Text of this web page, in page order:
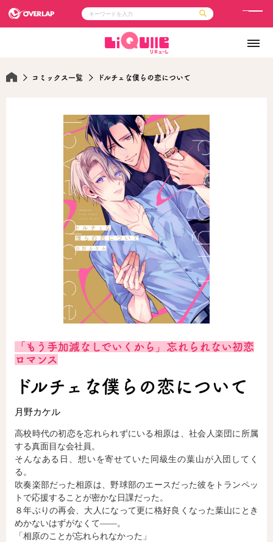
ラブパルフェ
ライトノベル
ノベルスf
ロサージュノベルス
企業
会社概要
アクセス
オーバーラップホールディングス
お問い合わせはこちら
オーバーラップ文庫
オーバーラップノベルス
オーバーラップノベルスf
ロサージュノベルス
コミックガルド
コミックパルフェ
メ
コミックス一覧 ドルチェな僕らの恋について
「もう手加減なしでいくから」忘れられない初恋
ロマンス
ドルチェな僕らの恋について
月野カケル
高校時代の初恋を忘れられずにいる相原は、社会人楽団に所属
する真面目な会社員。
そんなある日、想いを寄せていた同級生の葉山が入団してく
る。
吹奏楽部だった相原は、野球部のエースだった彼をトランペッ
トで応援することが密かな日課だった。
８年ぶりの再会、大人になって更に格好良くなった葉山にとき
めかないはずがなくて――。
「相原のことが忘れられなかった」